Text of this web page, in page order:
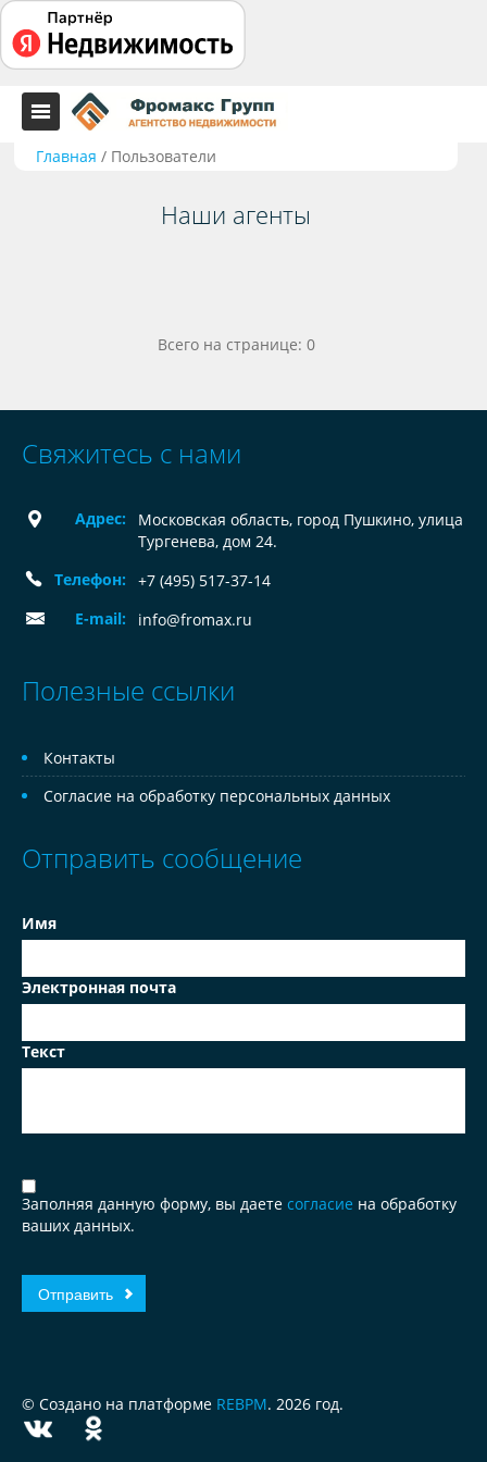
Главная / Пользователи
Наши агенты
Всего на странице: 0
Свяжитесь с нами
Адрес:
Московская область, город Пушкино, улица
Тургенева, дом 24.
Телефон:
+7 (495) 517-37-14
E-mail:
info@fromax.ru
Полезные ссылки
Контакты
Согласие на обработку персональных данных
Отправить сообщение
Имя
Электронная почта
Текст
Заполняя данную форму, вы даете согласие на обработку
ваших данных.
© Создано на платформе REBPM. 2026 год.